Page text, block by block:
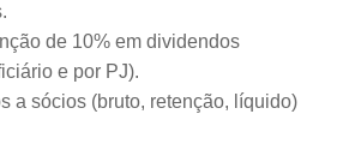
de 10% em dividendos
e por PJ).
a sócios (bruto, retenção, líquido)